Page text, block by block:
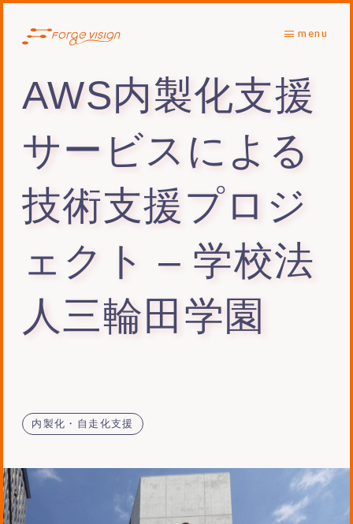
menu
AWS内製化支援
サービスによる
技術支援プロジ
ェクト – 学校法
人三輪田学園
内製化・自走化支援